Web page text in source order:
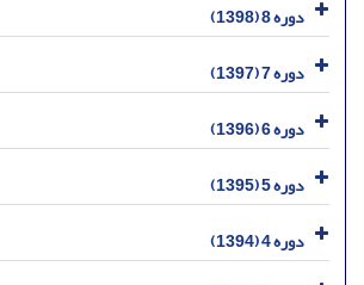
دوره 8 (1398)
دوره 7 (1397)
دوره 6 (1396)
دوره 5 (1395)
دوره 4 (1394)